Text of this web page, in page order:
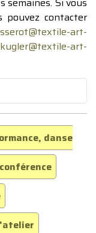
pouvez contacter
art-
art-
danse